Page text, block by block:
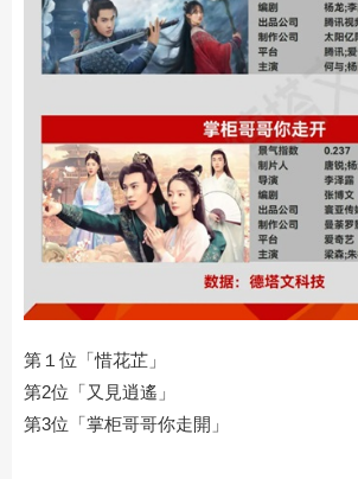
第１位「惜花芷」
第2位「又見逍遙」
第3位「掌柜哥哥你走開」